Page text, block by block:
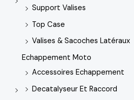
Support Valises
Top Case
Valises & Sacoches Latéraux
Echappement Moto
Accessoires Echappement
Decatalyseur Et Raccord